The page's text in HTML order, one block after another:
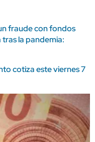
fraude con fondos
la pandemia:
cotiza este viernes 7